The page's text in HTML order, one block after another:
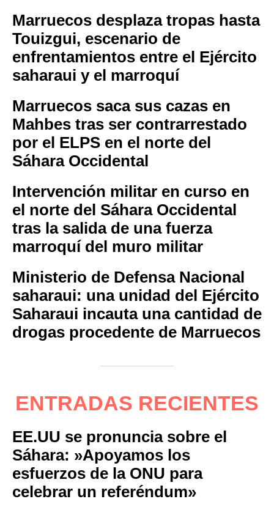
Marruecos desplaza tropas hasta
Touizgui, escenario de
enfrentamientos entre el Ejército
saharaui y el marroquí
Marruecos saca sus cazas en
Mahbes tras ser contrarrestado
por el ELPS en el norte del
Sáhara Occidental
Intervención militar en curso en
el norte del Sáhara Occidental
tras la salida de una fuerza
marroquí del muro militar
Ministerio de Defensa Nacional
saharaui: una unidad del Ejército
Saharaui incauta una cantidad de
drogas procedente de Marruecos
ENTRADAS RECIENTES
EE.UU se pronuncia sobre el
Sáhara: »Apoyamos los
esfuerzos de la ONU para
celebrar un referéndum»